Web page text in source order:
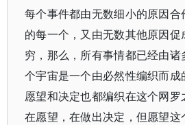
每个事件都由无数细小的原因合
的每一个，又由无数其他原因
穷，那么，所有事情都已经由
个宇宙是一个由必然性编织而
愿望和决定也都编织在这个网罗
在愿望，在做出决定，但愿望